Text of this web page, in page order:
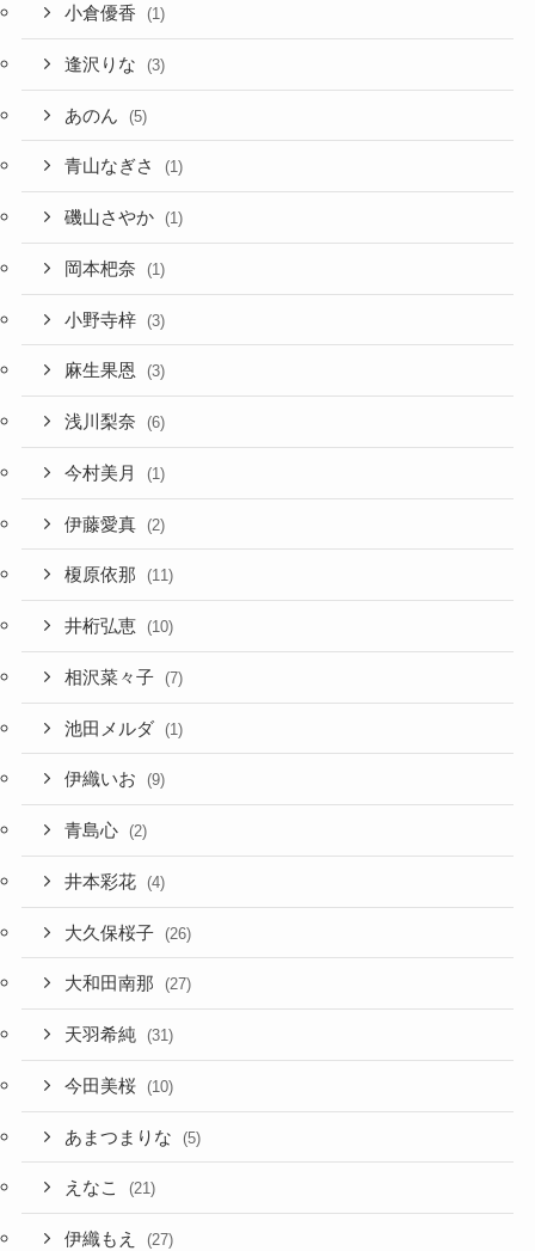
小倉優香 (1)
逢沢りな (3)
あのん (5)
青山なぎさ (1)
磯山さやか (1)
岡本杷奈 (1)
小野寺梓 (3)
麻生果恩 (3)
浅川梨奈 (6)
今村美月 (1)
伊藤愛真 (2)
榎原依那 (11)
井桁弘恵 (10)
相沢菜々子 (7)
池田メルダ (1)
伊織いお (9)
青島心 (2)
井本彩花 (4)
大久保桜子 (26)
大和田南那 (27)
天羽希純 (31)
今田美桜 (10)
あまつまりな (5)
えなこ (21)
伊織もえ (27)